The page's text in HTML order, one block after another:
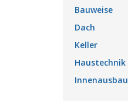
Bauweise
Dach
Keller
Haustechnik
Innenausbau